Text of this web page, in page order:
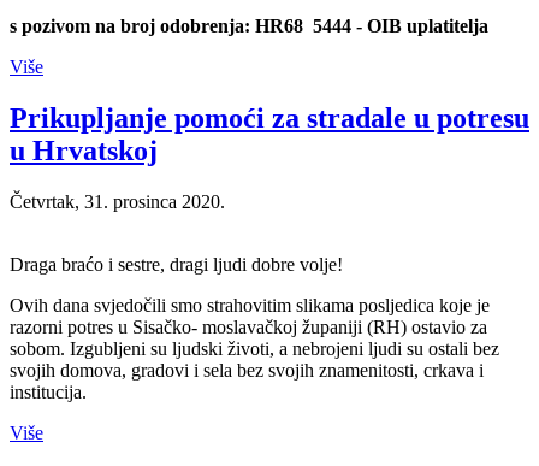
s pozivom na broj odobrenja: HR68 5444 - OIB uplatitelja
Više
Prikupljanje pomoći za stradale u potresu
u Hrvatskoj
Četvrtak, 31. prosinca 2020.
Draga braćo i sestre, dragi ljudi dobre volje!
Ovih dana svjedočili smo strahovitim slikama posljedica koje je
razorni potres u Sisačko- moslavačkoj županiji (RH) ostavio za
sobom. Izgubljeni su ljudski životi, a nebrojeni ljudi su ostali bez
svojih domova, gradovi i sela bez svojih znamenitosti, crkava i
institucija.
Više